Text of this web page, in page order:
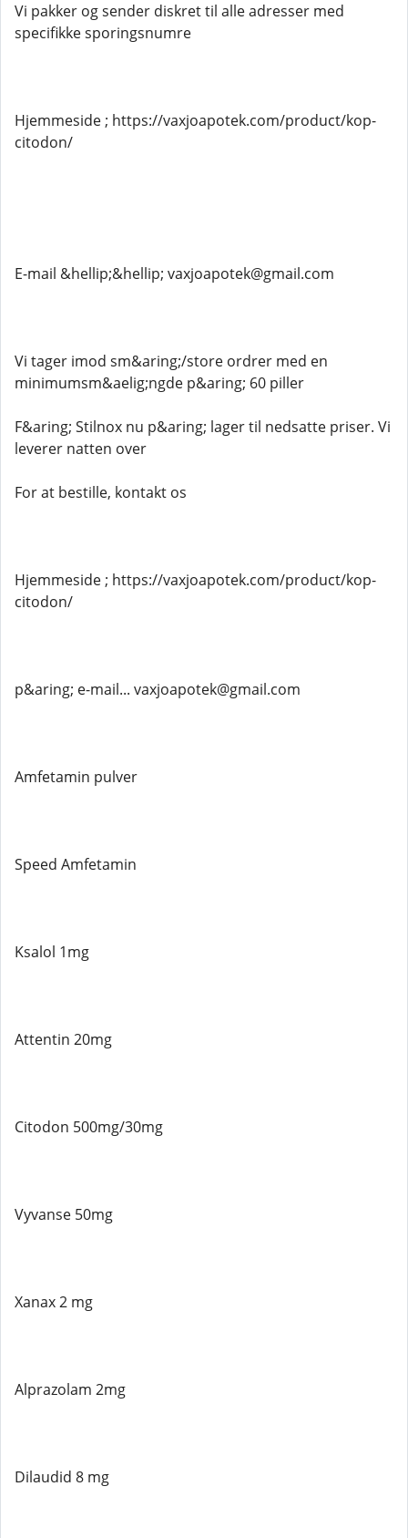
Vi pakker og sender diskret til alle adresser med
specifikke sporingsnumre
Hjemmeside ; https://vaxjoapotek.com/product/kop-
citodon/
E-mail &hellip;&hellip; vaxjoapotek@gmail.com
Vi tager imod sm&aring;/store ordrer med en
minimumsm&aelig;ngde p&aring; 60 piller
F&aring; Stilnox nu p&aring; lager til nedsatte priser. Vi
leverer natten over
For at bestille, kontakt os
Hjemmeside ; https://vaxjoapotek.com/product/kop-
citodon/
p&aring; e-mail... vaxjoapotek@gmail.com
Amfetamin pulver
Speed ​​Amfetamin
Ksalol 1mg
Attentin 20mg
Citodon 500mg/30mg
Vyvanse 50mg
Xanax 2 mg
Alprazolam 2mg
Dilaudid 8 mg